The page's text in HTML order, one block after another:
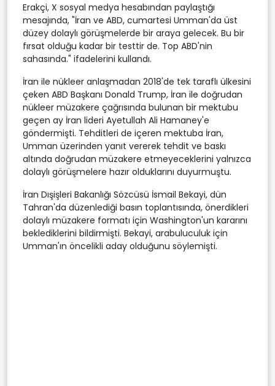
Erakçi, X sosyal medya hesabından paylaştığı
mesajında, "İran ve ABD, cumartesi Umman'da üst
düzey dolaylı görüşmelerde bir araya gelecek. Bu bir
fırsat olduğu kadar bir testtir de. Top ABD'nin
sahasında." ifadelerini kullandı.
İran ile nükleer anlaşmadan 2018'de tek taraflı ülkesini
çeken ABD Başkanı Donald Trump, İran ile doğrudan
nükleer müzakere çağrısında bulunan bir mektubu
geçen ay İran lideri Ayetullah Ali Hamaney'e
göndermişti. Tehditleri de içeren mektuba İran,
Umman üzerinden yanıt vererek tehdit ve baskı
altında doğrudan müzakere etmeyeceklerini yalnızca
dolaylı görüşmelere hazır olduklarını duyurmuştu.
İran Dışişleri Bakanlığı Sözcüsü İsmail Bekayi, dün
Tahran'da düzenlediği basın toplantısında, önerdikleri
dolaylı müzakere formatı için Washington'un kararını
beklediklerini bildirmişti. Bekayi, arabuluculuk için
Umman'ın öncelikli aday olduğunu söylemişti.